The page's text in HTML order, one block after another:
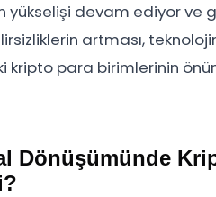
yükselişi devam ediyor
artması,
kripto para birimlerinin
Dönüşümünde